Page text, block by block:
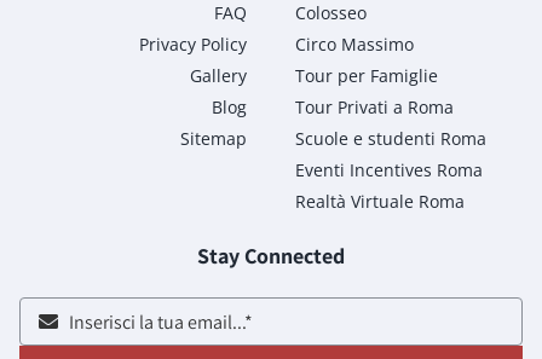
FAQ
Privacy Policy
Gallery
Blog
Sitemap
Colosseo
Circo Massimo
Tour per Famiglie
Tour Privati a Roma
Scuole e studenti Roma
Eventi Incentives Roma
Realtà Virtuale Roma
Stay Connected